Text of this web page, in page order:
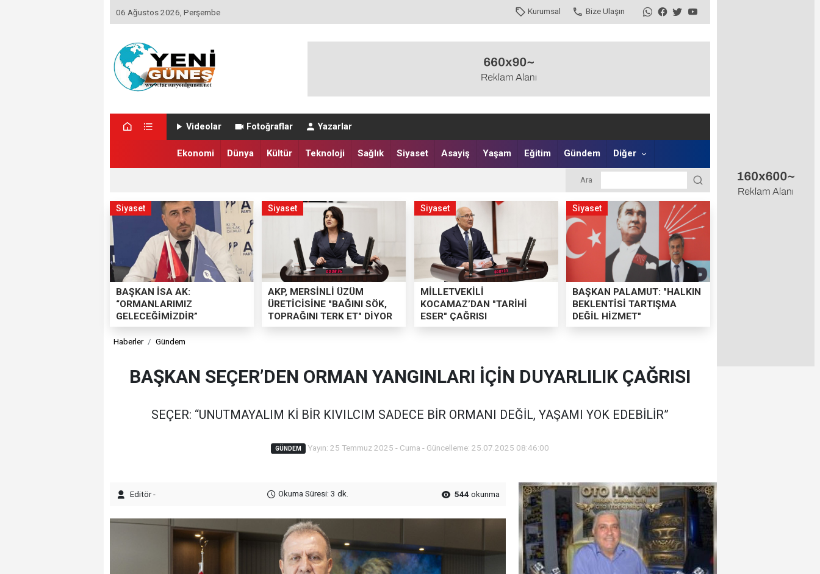
06 Ağustos 2026, Perşembe Kurumsal Bize Ulaşın
Videolar Fotoğraflar Yazarlar
Ekonomi Dünya Kültür Teknoloji Sağlık Siyaset Asayiş Yaşam Eğitim Gündem Diğer
Ara
Siyaset
BAŞKAN İSA AK:
“ORMANLARIMIZ
GELECEĞİMİZDİR”
Siyaset
AKP, MERSİNLİ ÜZÜM
ÜRETİCİSİNE "BAĞINI SÖK,
TOPRAĞINI TERK ET" DİYOR
Siyaset
MİLLETVEKİLİ
KOCAMAZ’DAN "TARİHİ
ESER" ÇAĞRISI
Siyaset
BAŞKAN PALAMUT: "HALKIN
BEKLENTİSİ TARTIŞMA
DEĞİL HİZMET"
Haberler Gündem
BAŞKAN SEÇER’DEN ORMAN YANGINLARI İÇİN DUYARLILIK ÇAĞRISI
SEÇER: “UNUTMAYALIM Kİ BİR KIVILCIM SADECE BİR ORMANI DEĞİL, YAŞAMI YOK EDEBİLİR”
GÜNDEM Yayın: 25 Temmuz 2025 - Cuma - Güncelleme: 25.07.2025 08:46:00
Editör - Okuma Süresi: 3 dk. 544 okunma